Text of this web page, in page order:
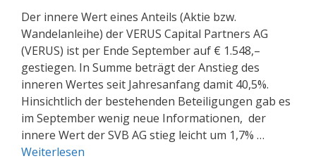
Der innere Wert eines Anteils (Aktie bzw.
Wandelanleihe) der VERUS Capital Partners AG
(VERUS) ist per Ende September auf € 1.548,–
gestiegen. In Summe beträgt der Anstieg des
inneren Wertes seit Jahresanfang damit 40,5%.
Hinsichtlich der bestehenden Beteiligungen gab es
im September wenig neue Informationen, der
innere Wert der SVB AG stieg leicht um 1,7% …
Weiterlesen